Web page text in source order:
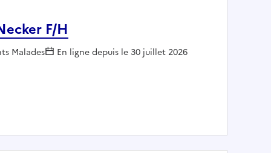
F/H
Malades En ligne depuis le 30 juillet 2026
Necker F/H